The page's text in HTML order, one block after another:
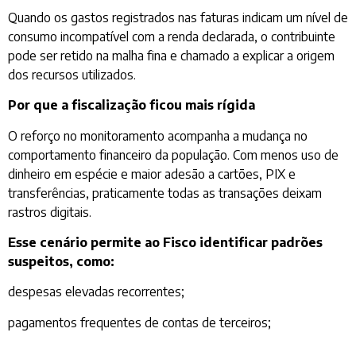
Quando os gastos registrados nas faturas indicam um nível de
consumo incompatível com a renda declarada, o contribuinte
pode ser retido na malha fina e chamado a explicar a origem
dos recursos utilizados.
Por que a fiscalização ficou mais rígida
O reforço no monitoramento acompanha a mudança no
comportamento financeiro da população. Com menos uso de
dinheiro em espécie e maior adesão a cartões, PIX e
transferências, praticamente todas as transações deixam
rastros digitais.
Esse cenário permite ao Fisco identificar padrões
suspeitos, como:
despesas elevadas recorrentes;
pagamentos frequentes de contas de terceiros;